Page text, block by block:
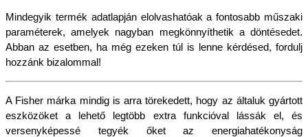
Mindegyik termék adatlapján elolvashatóak a fontosabb műszaki
paraméterek, amelyek nagyban megkönnyíthetik a döntésedet.
Abban az esetben, ha még ezeken túl is lenne kérdésed, fordulj
hozzánk bizalommal!
A Fisher márka mindig is arra törekedett, hogy az általuk gyártott
eszközöket a lehető legtöbb extra funkcióval lássák el, és
versenyképessé tegyék őket az energiahatékonyság